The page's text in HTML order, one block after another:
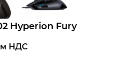
Hyperion Fury
НДС